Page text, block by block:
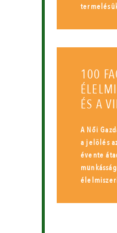
100
ÉS A
A Női
a jelölés
évente